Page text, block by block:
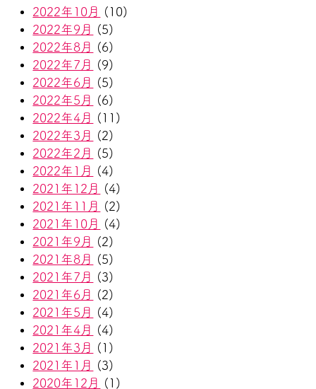
2022年10月
(10)
2022年9月
(5)
2022年8月
(6)
2022年7月
(9)
2022年6月
(5)
2022年5月
(6)
2022年4月
(11)
2022年3月
(2)
2022年2月
(5)
2022年1月
(4)
2021年12月
(4)
2021年11月
(2)
2021年10月
(4)
2021年9月
(2)
2021年8月
(5)
2021年7月
(3)
2021年6月
(2)
2021年5月
(4)
2021年4月
(4)
2021年3月
(1)
2021年1月
(3)
2020年12月
(1)